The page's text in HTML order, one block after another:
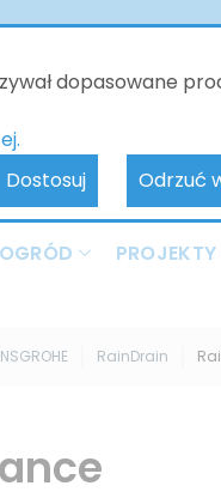
dopasowane
Dostosuj Odrzuć
poprzez e-mail.
za wszelkie
RainDrain